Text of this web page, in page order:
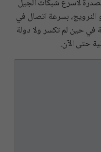
لأسرع شبكات الجيل
النرويج، بسرعة اتصال في
الثانية في حين لم تكسر ولا دولة